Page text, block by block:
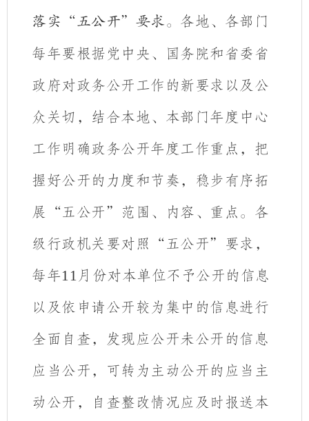
落实“五公开”要求。 各地、各部门
每年要根据党中央、国务院和省委省
政府对政务公开工作的新要求以及公
众关切， 结合本地、本部门年度中心
工作 明确政务公开年度工作重点，把
握好公开的力度和节奏，稳步有序拓
展“五公开”范围、内容、重点 。 各
级行政机关要对照“五公开”要求，
每年11 月份对本单位不予公开的信息
以及依申请公开较为集中的信息进行
全面自查，发现应公开未公开的信息
应当公开，可转为主动公开的应当主
动公开，自查整改情况应及时报送本